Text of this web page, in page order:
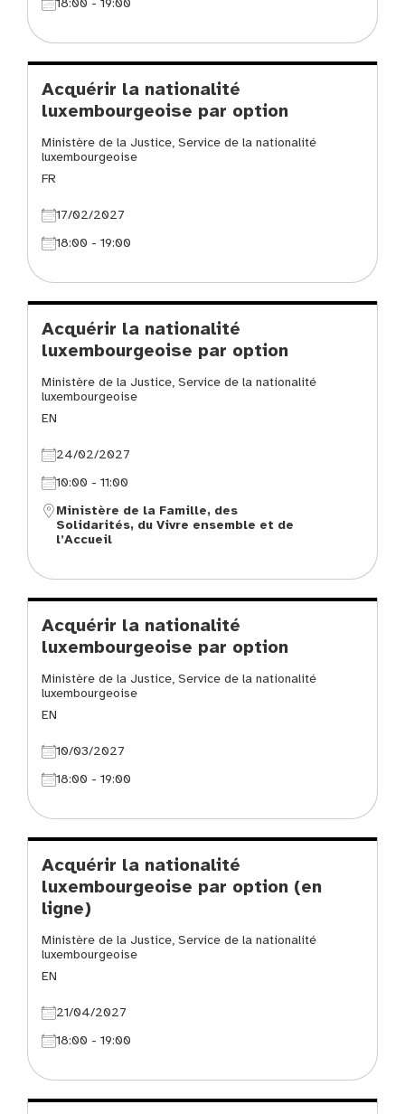
18:00 - 19:00
Acquérir la nationalité
luxembourgeoise par option
Ministère de la Justice, Service de la nationalité
luxembourgeoise
FR
17/02/2027
18:00 - 19:00
Acquérir la nationalité
luxembourgeoise par option
Ministère de la Justice, Service de la nationalité
luxembourgeoise
EN
24/02/2027
10:00 - 11:00
Ministère de la Famille, des
Solidarités, du Vivre ensemble et de
l’Accueil
Acquérir la nationalité
luxembourgeoise par option
Ministère de la Justice, Service de la nationalité
luxembourgeoise
EN
10/03/2027
18:00 - 19:00
Acquérir la nationalité
luxembourgeoise par option (en
ligne)
Ministère de la Justice, Service de la nationalité
luxembourgeoise
EN
21/04/2027
18:00 - 19:00